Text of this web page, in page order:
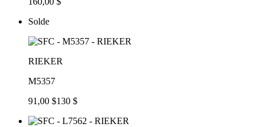
Solde
RIEKER
M5357
91,00 $130 $